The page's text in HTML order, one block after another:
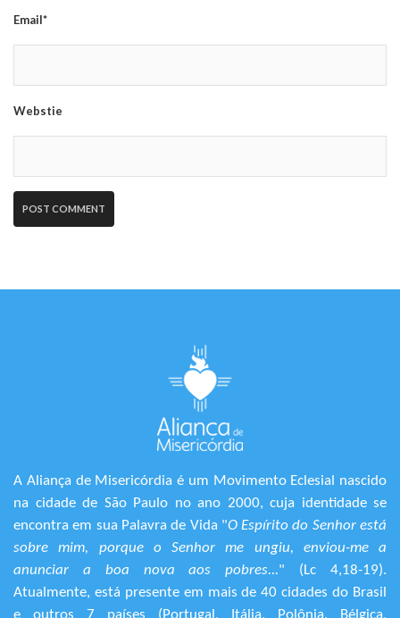
Email*
Webstie
A Aliança de Misericórdia é um Movimento Eclesial nascido
na cidade de São Paulo no ano 2000, cuja identidade se
encontra em sua Palavra de Vida "O Espírito do Senhor está
sobre mim, porque o Senhor me ungiu, enviou-me a
anunciar a boa nova aos pobres..." (Lc 4,18-19).
Atualmente, está presente em mais de 40 cidades do Brasil
e outros 7 países (Portugal, Itália, Polônia, Bélgica,